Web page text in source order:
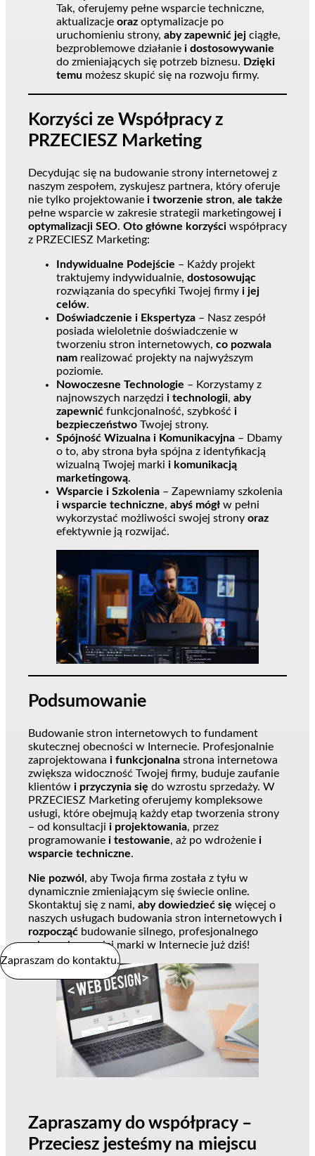
Tak, oferujemy pełne wsparcie techniczne,
aktualizacje oraz optymalizacje po
uruchomieniu strony, aby zapewnić jej ciągłe,
bezproblemowe działanie i dostosowywanie
do zmieniających się potrzeb biznesu. Dzięki
temu możesz skupić się na rozwoju firmy.
Korzyści ze Współpracy z
PRZECIESZ Marketing
Decydując się na budowanie strony internetowej z
naszym zespołem, zyskujesz partnera, który oferuje
nie tylko projektowanie i tworzenie stron, ale także
pełne wsparcie w zakresie strategii marketingowej i
optymalizacji SEO. Oto główne korzyści współpracy
z PRZECIESZ Marketing:
Indywidualne Podejście – Każdy projekt
traktujemy indywidualnie, dostosowując
rozwiązania do specyfiki Twojej firmy i jej
celów.
Doświadczenie i Ekspertyza – Nasz zespół
posiada wieloletnie doświadczenie w
tworzeniu stron internetowych, co pozwala
nam realizować projekty na najwyższym
poziomie.
Nowoczesne Technologie – Korzystamy z
najnowszych narzędzi i technologii, aby
zapewnić funkcjonalność, szybkość i
bezpieczeństwo Twojej strony.
Spójność Wizualna i Komunikacyjna – Dbamy
o to, aby strona była spójna z identyfikacją
wizualną Twojej marki i komunikacją
marketingową.
Wsparcie i Szkolenia – Zapewniamy szkolenia
i wsparcie techniczne, abyś mógł w pełni
wykorzystać możliwości swojej strony oraz
efektywnie ją rozwijać.
Podsumowanie
Budowanie stron internetowych to fundament
skutecznej obecności w Internecie. Profesjonalnie
zaprojektowana i funkcjonalna strona internetowa
zwiększa widoczność Twojej firmy, buduje zaufanie
klientów i przyczynia się do wzrostu sprzedaży. W
PRZECIESZ Marketing oferujemy kompleksowe
usługi, które obejmują każdy etap tworzenia strony
– od konsultacji i projektowania, przez
programowanie i testowanie, aż po wdrożenie i
wsparcie techniczne.
Nie pozwól , aby Twoja firma została z tyłu w
dynamicznie zmieniającym się świecie online.
Skontaktuj się z nami, aby dowiedzieć się więcej o
naszych usługach budowania stron internetowych i
rozpocząć budowanie silnego, profesjonalnego
wizerunku swojej marki w Internecie już dziś!
Zapraszamy do współpracy –
Przeciesz jesteśmy na miejscu
Zapraszam do kontaktu.